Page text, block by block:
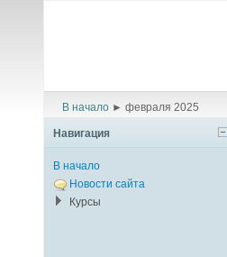
В начало ► февраля 2025
Навигация
В начало
Новости сайта
Курсы